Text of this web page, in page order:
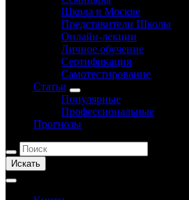
Школа в Москве
Представители Школы
Онлайн-лекции
Личное обучение
Сертификация
Самотестирование
Статьи
Популярные
Профессиональные
Прогнозы
Искать